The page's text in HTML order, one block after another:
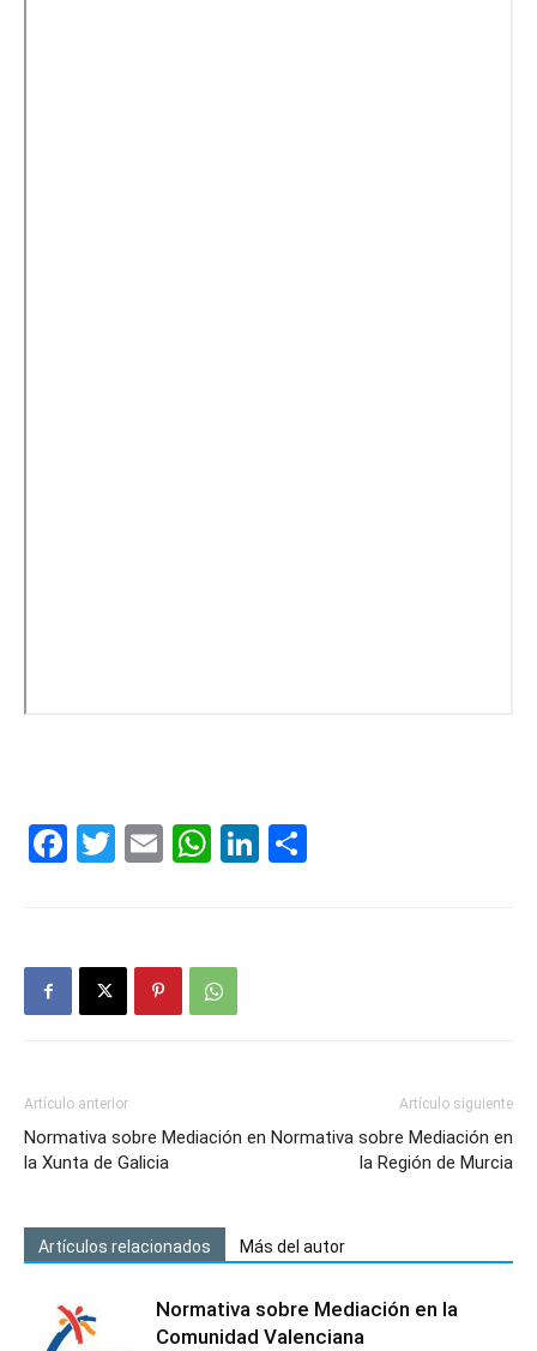
Facebook
Twitter
EmailWhatsApp
LinkedIn
Artículo anterior
Normativa sobre Mediación en
la Xunta de Galicia
Artículo siguiente
Normativa sobre Mediación en
la Región de Murcia
Artículos relacionados Más del autor
Normativa sobre Mediación en la
Comunidad Valenciana